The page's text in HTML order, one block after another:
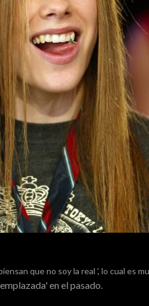
que no soy la real ', lo cual es
en el pasado.